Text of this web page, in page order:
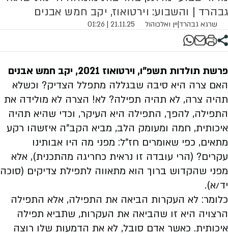
גבהרד | והשבוע: וירטואוז, יקב חמש אבנים
שרגא גבהרד|יין ואלכוהול 21.11.25 | 01:26
פרשת תולדות תשפ"ו, וירטואוז 2021, יקב חמש אבנים
האם צרה היא סיבה שבגללה מתפלל הצדיק? וכשלא
תהיה צרה, לא תהיה תפילה? לא! הצרה לא מולידה את
התפילה, להפך, התפילה היא העיקר, וכדי שהיא תהיה
איכותית, חמה ומעומק הלב, מביא הקב"ה איזשהו רקע
מתאים, כפי שאומרים חז"ל: מפני מה היו אבותינו
עקרים? (הרי עובדה זו נראית כחריגה מהתכנית), אלא
מפני שהקדוש ברוך הוא מתאווה לתפילת צדיקים (סוכה
יד/א).
כלומר: לא העקרות הביאה את התפילה, אלא התפילה
הרצויה היא זו שהביאה את העקרות, שתביא תפילה
איכותית. כאשר אדם סובל, לא את הדמעות שלו רוצה